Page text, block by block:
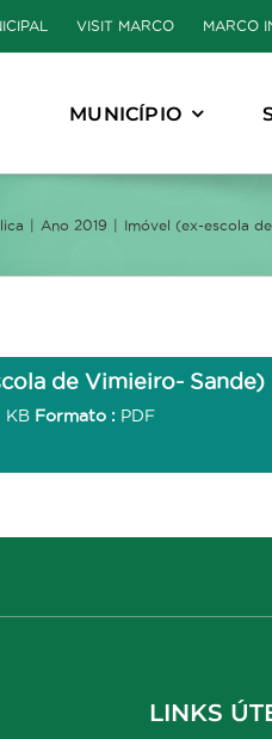
VISIT MARCO MARCO
MUNICÍPIO
Ano 2019 Imóvel (ex-escola
de Vimieiro- Sande)
KB Formato : PDF
LINKS